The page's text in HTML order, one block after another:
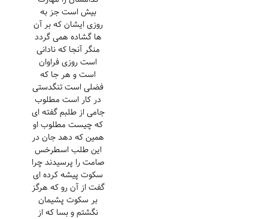
بیش است جز به
روزی ایشان که بر آن
ها گشاده همی گردد
منگر آنجا که نادانی
است روزی فراوان
است و هر جا که
فضلی است تنگدستی
در کار است مطلوب
جامی از طلبم گفته ای
که چیست مطلوب او
همین که دهد جان در
این طلب اسطرخس
صامت را پرسیدند چرا
سکوت پیشه کرده ای
گفت از آن رو که هرگز
بر سکوت پشیمان
نگشتم و بسا که از